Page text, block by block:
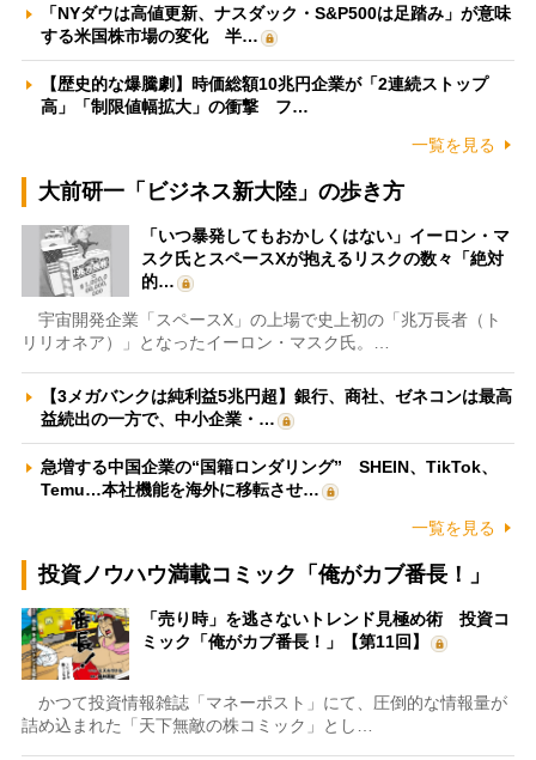
「NYダウは高値更新、ナスダック・S&P500は足踏み」が意味
する米国株市場の変化 半…
【歴史的な爆騰劇】時価総額10兆円企業が「2連続ストップ
高」「制限値幅拡大」の衝撃 フ…
一覧を見る
大前研一「ビジネス新大陸」の歩き方
「いつ暴発してもおかしくはない」イーロン・マ
スク氏とスペースXが抱えるリスクの数々「絶対
的…
宇宙開発企業「スペースX」の上場で史上初の「兆万長者（ト
リリオネア）」となったイーロン・マスク氏。…
【3メガバンクは純利益5兆円超】銀行、商社、ゼネコンは最高
益続出の一方で、中小企業・…
急増する中国企業の“国籍ロンダリング” SHEIN、TikTok、
Temu…本社機能を海外に移転させ…
一覧を見る
投資ノウハウ満載コミック「俺がカブ番長！」
「売り時」を逃さないトレンド見極め術 投資コ
ミック「俺がカブ番長！」【第11回】
かつて投資情報雑誌「マネーポスト」にて、圧倒的な情報量が
詰め込まれた「天下無敵の株コミック」とし…